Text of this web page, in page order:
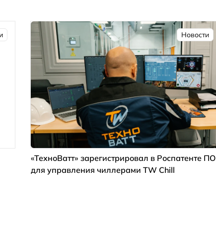
Новости
«ТехноВатт» зарегистрировал в Роспатенте ПО
для управления чиллерами TW Chill